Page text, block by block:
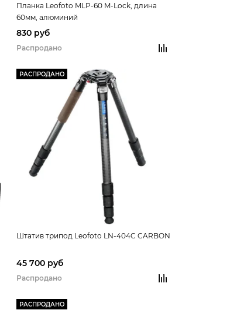
Планка Leofoto MLP-60 M-Lock, длина
60мм, алюминий
830 руб
Распродано
РАСПРОДАНО
Штатив трипод Leofoto LN-404C CARBON
45 700 руб
Распродано
РАСПРОДАНО